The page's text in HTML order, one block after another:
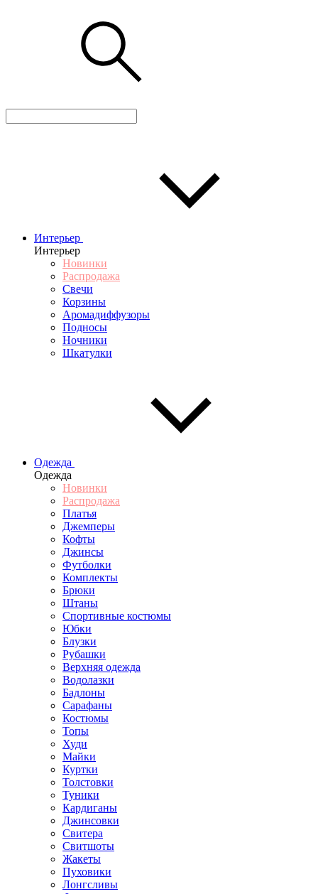
Интерьер
Интерьер
Новинки
Распродажа
Свечи
Корзины
Аромадиффузоры
Подносы
Ночники
Шкатулки
Одежда
Одежда
Новинки
Распродажа
Платья
Джемперы
Кофты
Джинсы
Футболки
Комплекты
Брюки
Штаны
Спортивные костюмы
Юбки
Блузки
Рубашки
Верхняя одежда
Водолазки
Бадлоны
Сарафаны
Костюмы
Топы
Худи
Майки
Куртки
Толстовки
Туники
Кардиганы
Джинсовки
Свитера
Свитшоты
Жакеты
Пуховики
Лонгсливы